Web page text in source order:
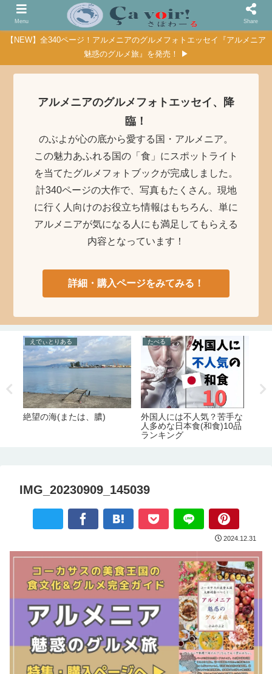
【NEW】全340ページ！アルメニアのグルメフォトエッセイ『アルメニア
魅惑のグルメ旅』を発売！ ▶
アルメニアのグルメフォトエッセイ、降
臨！
のぶよが心の底から愛する国・アルメニア。
この魅力あふれる国の「食」にスポットライト
を当てたグルメフォトブックが完成しました。
計340ページの大作で、写真もたくさん。現地
に行く人向けのお役立ち情報はもちろん、単に
アルメニアが気になる人にも満足してもらえる
内容となっています！
詳細・購入ページをみてみる！
えでぃとりある
絶望の海(または、膿)
たべる
外国人には不人気？苦手な
人多めな日本食(和食)10品
ランキング
IMG_20230909_145039
2024.12.31
Menu Share